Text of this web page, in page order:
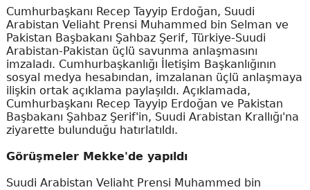
Cumhurbaşkanı Recep Tayyip Erdoğan, Suudi
Arabistan Veliaht Prensi Muhammed bin Selman ve
Pakistan Başbakanı Şahbaz Şerif, Türkiye-Suudi
Arabistan-Pakistan üçlü savunma anlaşmasını
imzaladı. Cumhurbaşkanlığı İletişim Başkanlığının
sosyal medya hesabından, imzalanan üçlü anlaşmaya
ilişkin ortak açıklama paylaşıldı. Açıklamada,
Cumhurbaşkanı Recep Tayyip Erdoğan ve Pakistan
Başbakanı Şahbaz Şerif'in, Suudi Arabistan Krallığı'na
ziyarette bulunduğu hatırlatıldı.
Görüşmeler Mekke'de yapıldı
Suudi Arabistan Veliaht Prensi Muhammed bin